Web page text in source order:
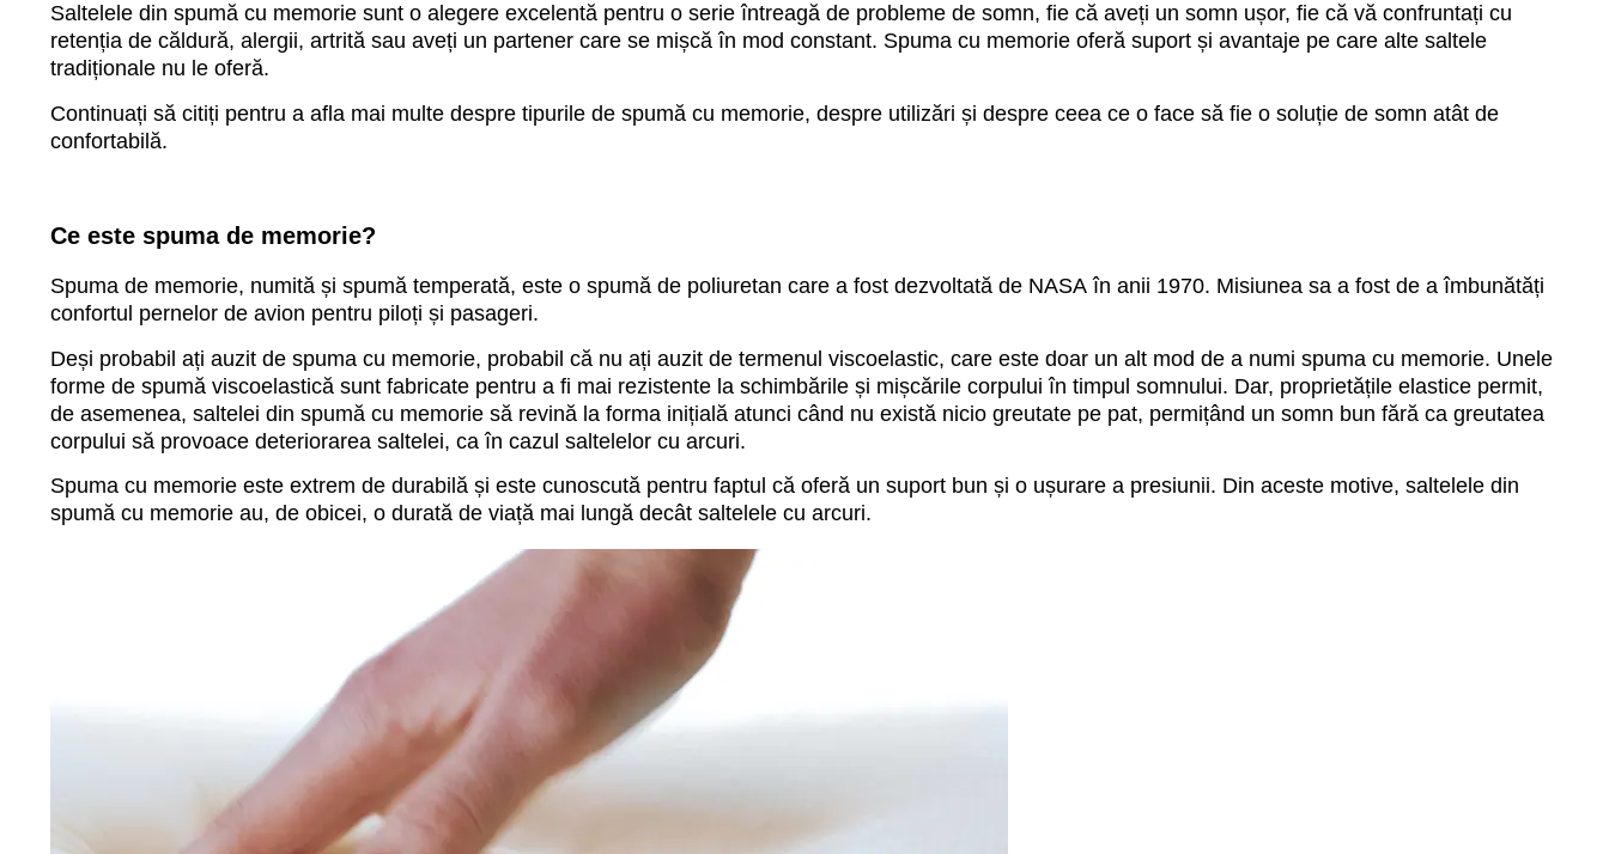
Saltelele din spumă cu memorie sunt o alegere excelentă pentru o serie întreagă de probleme de somn, fie că aveți un somn ușor, fie că vă confruntați cu
retenția de căldură, alergii, artrită sau aveți un partener care se mișcă în mod constant. Spuma cu memorie oferă suport și avantaje pe care alte saltele
tradiționale nu le oferă.
Continuați să citiți pentru a afla mai multe despre tipurile de spumă cu memorie, despre utilizări și despre ceea ce o face să fie o soluție de somn atât de
confortabilă.
Ce este spuma de memorie?
Spuma de memorie, numită și spumă temperată, este o spumă de poliuretan care a fost dezvoltată de NASA în anii 1970. Misiunea sa a fost de a îmbunătăți
confortul pernelor de avion pentru piloți și pasageri.
Deși probabil ați auzit de spuma cu memorie, probabil că nu ați auzit de termenul viscoelastic, care este doar un alt mod de a numi spuma cu memorie. Unele
forme de spumă viscoelastică sunt fabricate pentru a fi mai rezistente la schimbările și mișcările corpului în timpul somnului. Dar, proprietățile elastice permit,
de asemenea, saltelei din spumă cu memorie să revină la forma inițială atunci când nu există nicio greutate pe pat, permițând un somn bun fără ca greutatea
corpului să provoace deteriorarea saltelei, ca în cazul saltelelor cu arcuri.
Spuma cu memorie este extrem de durabilă și este cunoscută pentru faptul că oferă un suport bun și o ușurare a presiunii. Din aceste motive, saltelele din
spumă cu memorie au, de obicei, o durată de viață mai lungă decât saltelele cu arcuri.